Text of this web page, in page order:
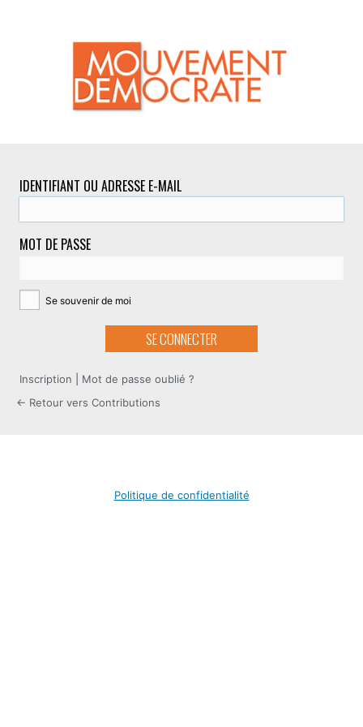
IDENTIFIANT OU ADRESSE E-MAIL
MOT DE PASSE
Se souvenir de moi
Inscription
Mot de passe oublié ?
← Retour vers Contributions
Politique de confidentialité